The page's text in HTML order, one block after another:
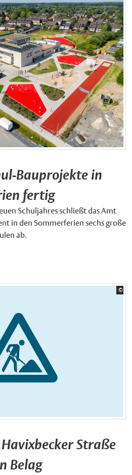
Bauprojekte in
fertig
Schuljahres schließt das Amt
in den Sommerferien sechs große
ab.
©
Straße
Belag